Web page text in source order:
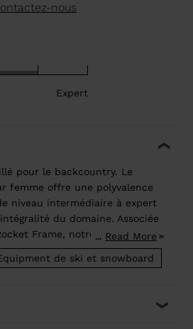
nous
Expert
pour le backcountry. Le
femme offre une polyvalence
niveau intermédiaire à expert
du domaine. Associée
Frame, notre construction
procure un surcroît de stabilité
fluide et une accroche fiable
vierges qu'en taillant de
... Read More
de ski et snowboard